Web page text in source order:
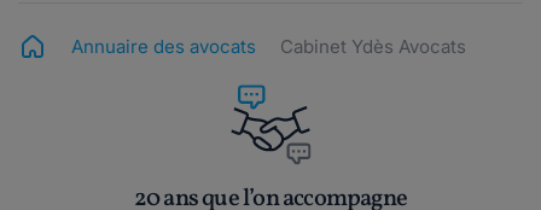
Annuaire des avocats Cabinet Ydès Avocats
20 ans que l’on accompagne